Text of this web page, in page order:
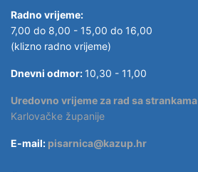
Radno vrijeme:
7,00 do 8,00 - 15,00 do 16,00
(klizno radno vrijeme)
Dnevni odmor: 10,30 - 11,00
Uredovno vrijeme za rad sa strankama
Karlovačke županije
E-mail: pisarnica@kazup.hr